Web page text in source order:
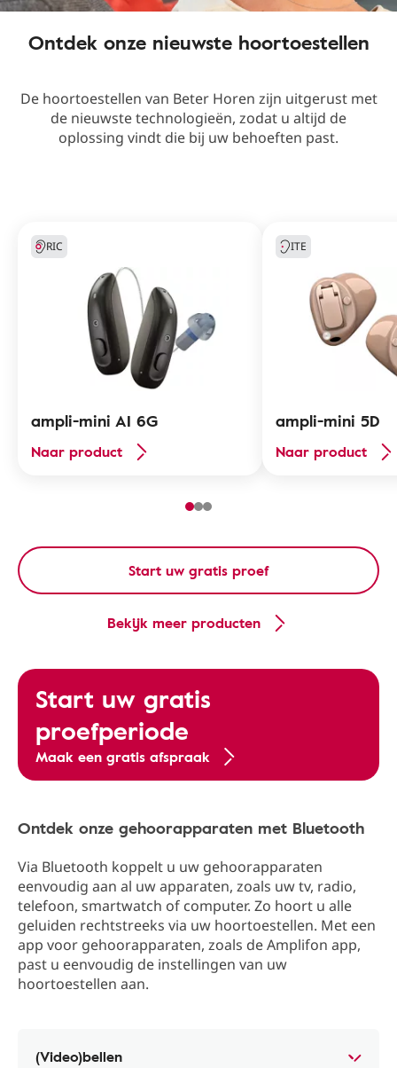
Ontdek onze nieuwste hoortoestellen
De hoortoestellen van Beter Horen zijn uitgerust met
de nieuwste technologieën, zodat u altijd de
oplossing vindt die bij uw behoeften past.
RIC
ampli-mini AI 6G
Naar product
ITE
ampli-mini 5D
Naar product
Start uw gratis proef
Bekijk meer producten
Start uw gratis
proefperiode
Maak een gratis afspraak
Ontdek onze gehoorapparaten met Bluetooth
Via Bluetooth koppelt u uw gehoorapparaten
eenvoudig aan al uw apparaten, zoals uw tv, radio,
telefoon, smartwatch of computer. Zo hoort u alle
geluiden rechtstreeks via uw hoortoestellen. Met een
app voor gehoorapparaten, zoals de Amplifon app,
past u eenvoudig de instellingen van uw
hoortoestellen aan.
(Video)bellen